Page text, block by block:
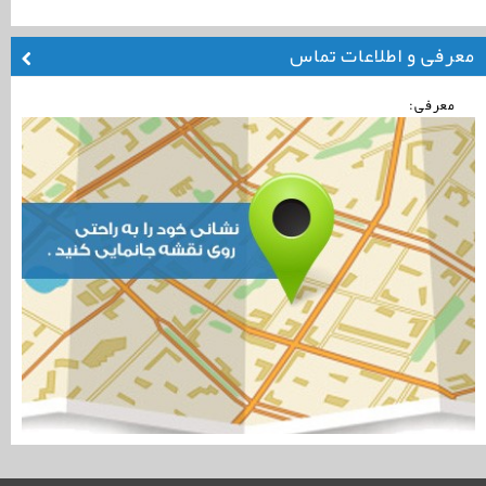
معرفی و اطلاعات تماس
معرفی: